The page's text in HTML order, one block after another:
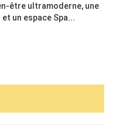
être ultramoderne, une
un espace Spa...